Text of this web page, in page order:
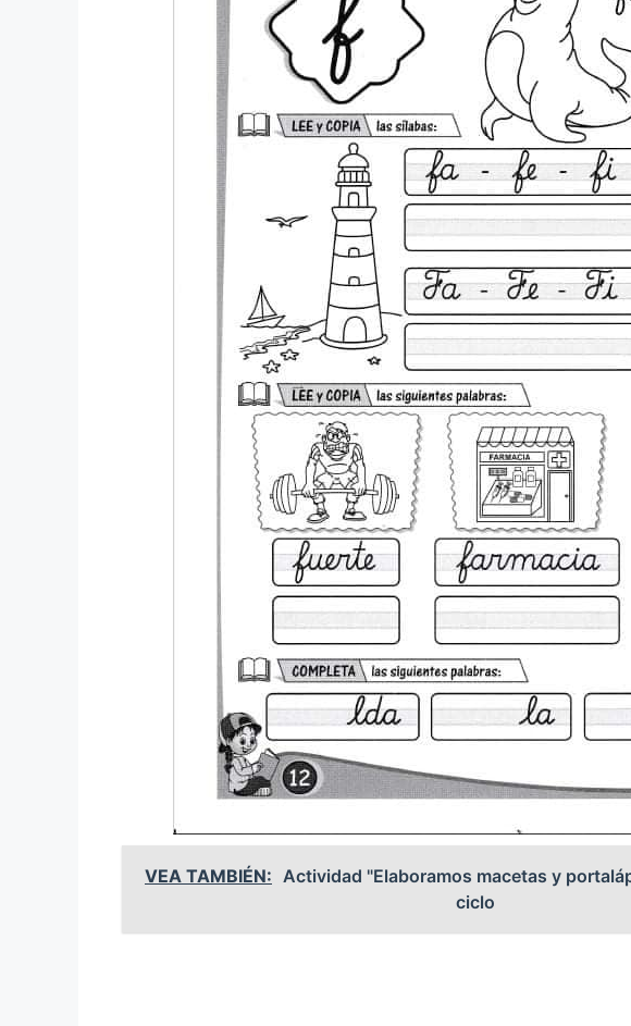
VEA TAMBIÉN: Actividad "Elaboramos macetas y
ciclo